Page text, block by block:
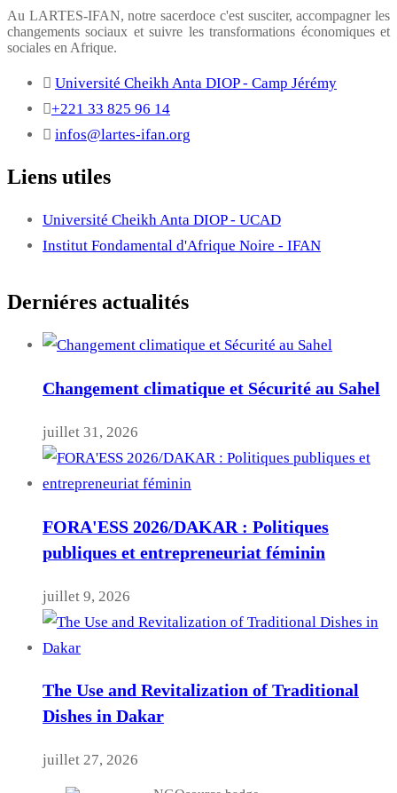
Au LARTES-IFAN, notre sacerdoce c'est susciter, accompagner les
changements sociaux et suivre les transformations économiques et
sociales en Afrique.
Université Cheikh Anta DIOP - Camp Jérémy
+221 33 825 96 14
infos@lartes-ifan.org
Liens utiles
Université Cheikh Anta DIOP - UCAD
Institut Fondamental d'Afrique Noire - IFAN
Derniéres actualités
Changement climatique et Sécurité au Sahel
juillet 31, 2026
FORA'ESS 2026/DAKAR : Politiques
publiques et entrepreneuriat féminin
juillet 9, 2026
The Use and Revitalization of Traditional
Dishes in Dakar
juillet 27, 2026